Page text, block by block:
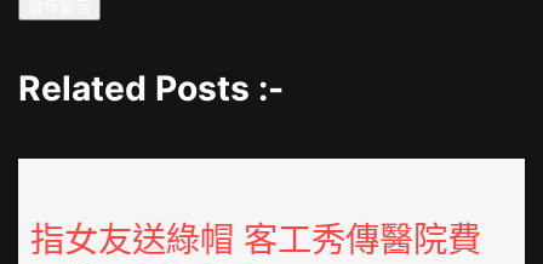
Related Posts :-
指女友送綠帽 客工秀傳醫院費